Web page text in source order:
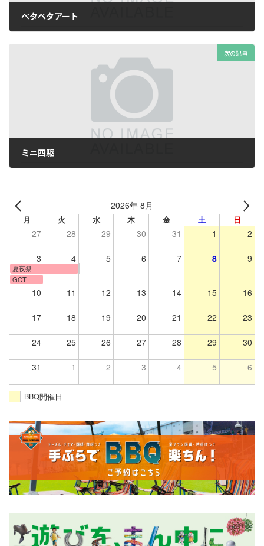
ペタペタアート
次の記事
ミニ四駆
2026年 8月
月 火 水 木 金 土 日
27 28 29 30 31 1 2
3 4 5 6 7 8 9
夏夜祭
GCT
10 11 12 13 14 15 16
17 18 19 20 21 22 23
24 25 26 27 28 29 30
31 1 2 3 4 5 6
BBQ開催日